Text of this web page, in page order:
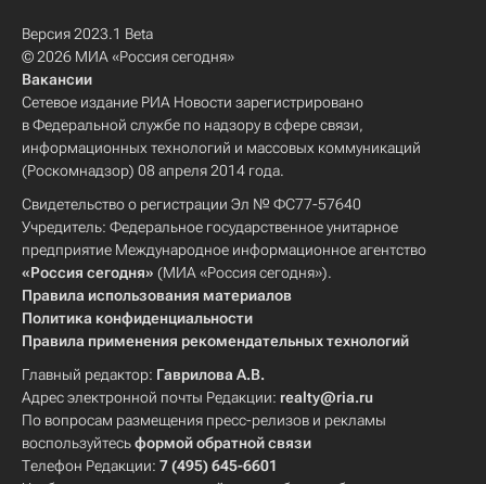
Версия 2023.1 Beta
© 2026 МИА «Россия сегодня»
Вакансии
Сетевое издание РИА Новости зарегистрировано
в Федеральной службе по надзору в сфере связи,
информационных технологий и массовых коммуникаций
(Роскомнадзор) 08 апреля 2014 года.
Свидетельство о регистрации Эл № ФС77-57640
Учредитель: Федеральное государственное унитарное
предприятие Международное информационное агентство
«Россия сегодня» (МИА «Россия сегодня»).
Правила использования материалов
Политика конфиденциальности
Правила применения рекомендательных технологий
Главный редактор: Гаврилова А.В.
Адрес электронной почты Редакции: realty@ria.ru
По вопросам размещения пресс-релизов и рекламы
воспользуйтесьформой обратной связи
Телефон Редакции: 7 (495) 645-6601